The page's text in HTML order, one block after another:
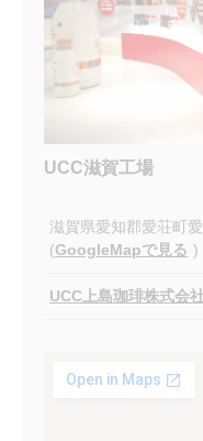
UCC滋賀工場
滋賀県愛知郡愛荘町
(GoogleMapで見る )
UCC上島珈琲株式会